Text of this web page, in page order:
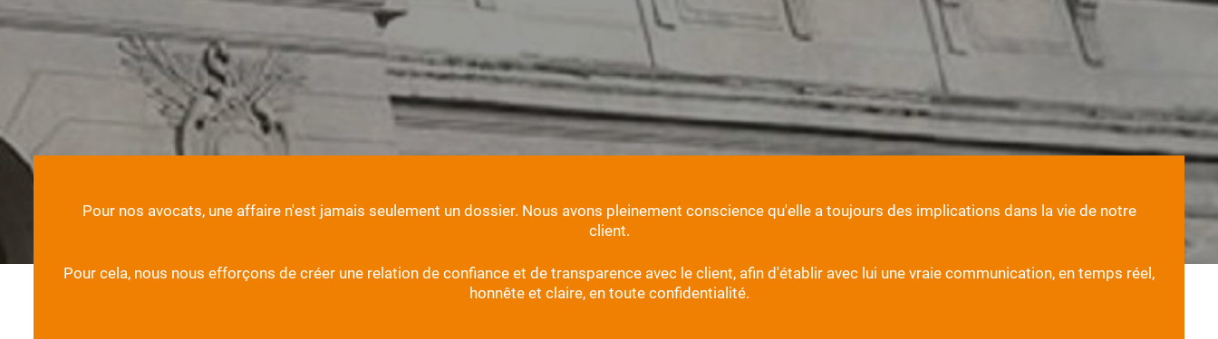
Pour nos avocats, une affaire n'est jamais seulement un dossier. Nous avons pleinement conscience qu'elle a toujours des implications dans la vie de notre
client.
Pour cela, nous nous efforçons de créer une relation de confiance et de transparence avec le client, afin d'établir avec lui une vraie communication, en temps réel,
honnête et claire, en toute confidentialité.